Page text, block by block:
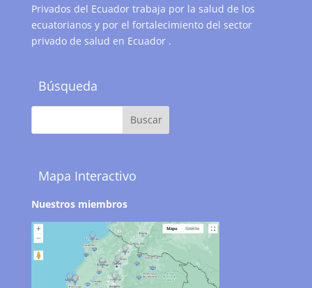
Privados del Ecuador trabaja por la salud de los
ecuatorianos y por el fortalecimiento del sector
privado de salud en Ecuador .
Búsqueda
Mapa Interactivo
Nuestros miembros